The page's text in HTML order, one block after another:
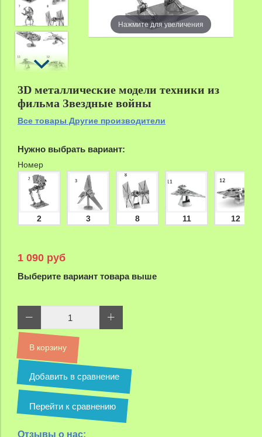
Нажмите для увеличения
3D металлические модели техники из
фильма Звездные войны
Все товары Другие производители
Нужно выбрать вариант:
Номер
2 3 8 11 12
1 090 руб
Выберите вариант товара выше
В корзину
Добавить в сравнение
Перейти к сравнению
Отзывы о нас: